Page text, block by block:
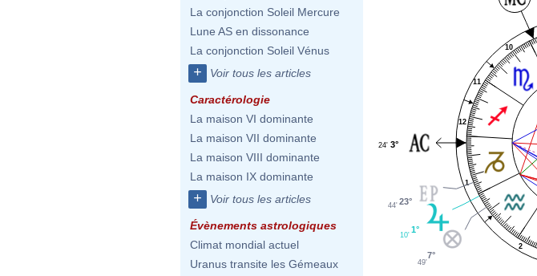
La conjonction Soleil Mercure
Lune AS en dissonance
La conjonction Soleil Vénus
+ Voir tous les articles
Caractérologie
La maison VI dominante
La maison VII dominante
La maison VIII dominante
La maison IX dominante
+ Voir tous les articles
Évènements astrologiques
Climat mondial actuel
Uranus transite les Gémeaux
1
2
10
11
12
3°
24'
23°
44'
1°
10'
7°
49'